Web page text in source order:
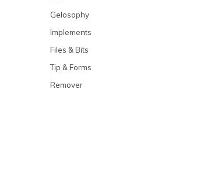
Gelosophy
Implements
Files & Bits
Tip & Forms
Remover